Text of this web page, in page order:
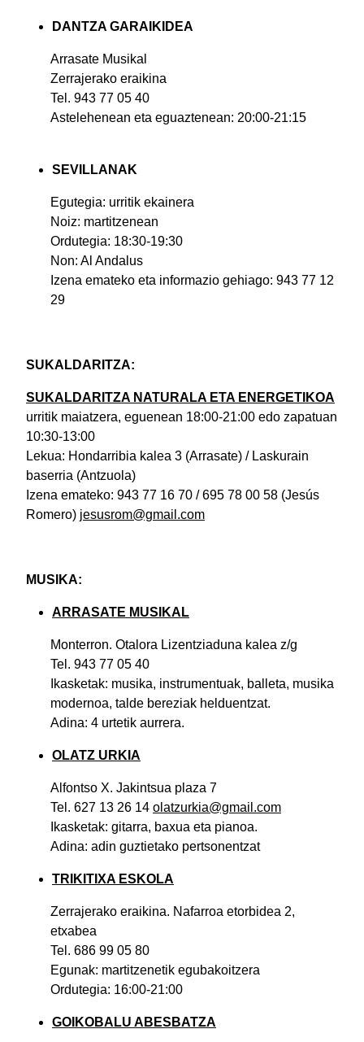
DANTZA GARAIKIDEA
Arrasate Musikal
Zerrajerako eraikina
Tel. 943 77 05 40
Astelehenean eta eguaztenean: 20:00-21:15
SEVILLANAK
Egutegia: urritik ekainera
Noiz: martitzenean
Ordutegia: 18:30-19:30
Non: Al Andalus
Izena emateko eta informazio gehiago: 943 77 12
29
SUKALDARITZA:
SUKALDARITZA NATURALA ETA ENERGETIKOA
urritik maiatzera, eguenean 18:00-21:00 edo zapatuan
10:30-13:00
Lekua: Hondarribia kalea 3 (Arrasate) / Laskurain
baserria (Antzuola)
Izena emateko: 943 77 16 70 / 695 78 00 58 (Jesús
Romero) jesusrom@gmail.com
MUSIKA:
ARRASATE MUSIKAL
Monterron. Otalora Lizentziaduna kalea z/g
Tel. 943 77 05 40
Ikasketak: musika, instrumentuak, balleta, musika
modernoa, talde bereziak helduentzat.
Adina: 4 urtetik aurrera.
OLATZ URKIA
Alfontso X. Jakintsua plaza 7
Tel. 627 13 26 14 olatzurkia@gmail.com
Ikasketak: gitarra, baxua eta pianoa.
Adina: adin guztietako pertsonentzat
TRIKITIXA ESKOLA
Zerrajerako eraikina. Nafarroa etorbidea 2,
etxabea
Tel. 686 99 05 80
Egunak: martitzenetik egubakoitzera
Ordutegia: 16:00-21:00
GOIKOBALU ABESBATZA